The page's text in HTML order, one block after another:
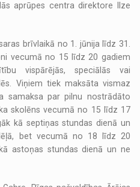
aprūpes centra direktore Ilze
brīvlaikā no 1. jūnija līdz 31.
vecumā no 15 līdz 20 gadiem
vispārējās, speciālās vai
Viņiem tiek maksāta vismaz
samaksa par pilnu nostrādāto
skolēns vecumā no 15 līdz 17
kā septiņas stundas dienā un
bet vecumā no 18 līdz 20
astoņas stundas dienā un ne